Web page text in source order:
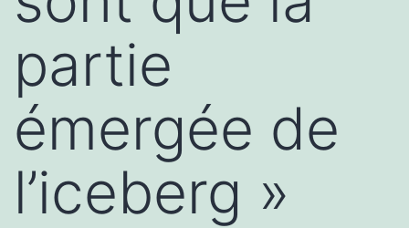
partie
émergée de
l’iceberg »